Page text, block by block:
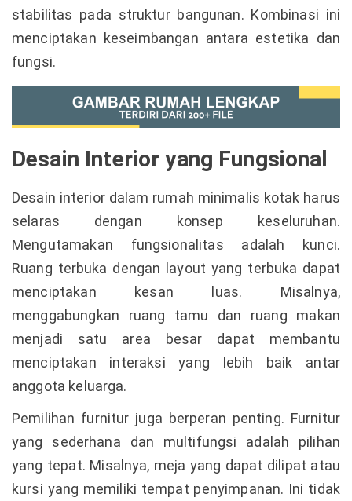
stabilitas pada struktur bangunan. Kombinasi ini
menciptakan keseimbangan antara estetika dan
fungsi.
Desain Interior yang Fungsional
Desain interior dalam rumah minimalis kotak harus
selaras dengan konsep keseluruhan.
Mengutamakan fungsionalitas adalah kunci.
Ruang terbuka dengan layout yang terbuka dapat
menciptakan kesan luas. Misalnya,
menggabungkan ruang tamu dan ruang makan
menjadi satu area besar dapat membantu
menciptakan interaksi yang lebih baik antar
anggota keluarga.
Pemilihan furnitur juga berperan penting. Furnitur
yang sederhana dan multifungsi adalah pilihan
yang tepat. Misalnya, meja yang dapat dilipat atau
kursi yang memiliki tempat penyimpanan. Ini tidak